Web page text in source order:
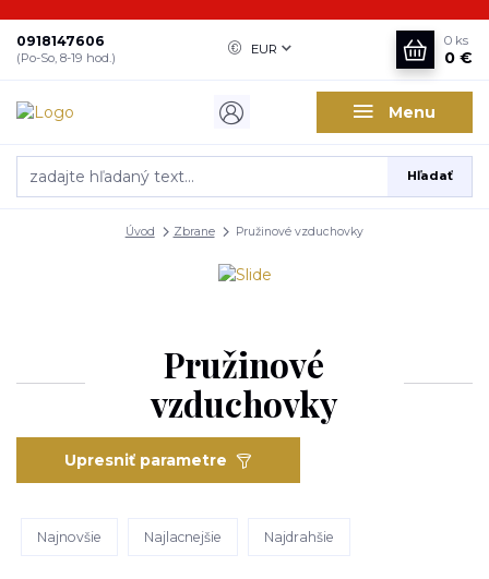
Menu
EUR
Hľadať
0918147606
(Po-So, 8-19 hod.)
0 ks
0 €
Úvod Zbrane Pružinové vzduchovky
Pružinové
vzduchovky
Upresniť parametre
Najnovšie Najlacnejšie Najdrahšie